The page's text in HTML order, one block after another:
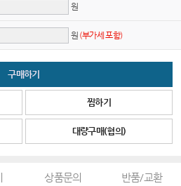
원
원 (부가세 포함)
구매하기
찜하기
대량구매(협의)
상품문의 반품/교환